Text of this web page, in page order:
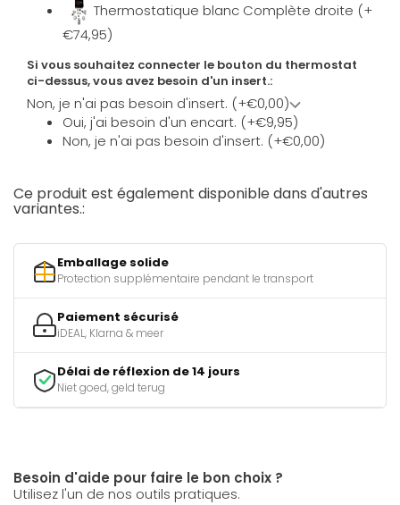
Thermostatique blanc Complète droite (+
€74,95)
Si vous souhaitez connecter le bouton du thermostat
ci-dessus, vous avez besoin d'un insert.:
Non, je n'ai pas besoin d'insert. (+€0,00)
Oui, j'ai besoin d'un encart. (+€9,95)
Non, je n'ai pas besoin d'insert. (+€0,00)
Ce produit est également disponible dans d'autres
variantes.:
Emballage solide
Protection supplémentaire pendant le transport
Paiement sécurisé
iDEAL, Klarna & meer
Délai de réflexion de 14 jours
Niet goed, geld terug
Besoin d'aide pour faire le bon choix ?
Utilisez l'un de nos outils pratiques.